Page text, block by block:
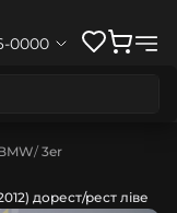
0000
3er
дорест/рест ліве